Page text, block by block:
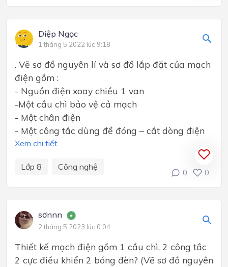
Diệp Ngọc
1 tháng 5 2022 lúc 9:18
. Vẽ sơ đồ nguyên lí và sơ đồ lắp đặt của mạch
điện gồm :
- Nguồn điện xoay chiều 1 van
-Một cầu chì bảo vệ cả mạch
- Một chân điện
- Một công tắc dùng để đóng – cắt dòng điện
Xem chi tiết
Lớp 8 Công nghệ
0 0
sơnnn
2 tháng 5 2023 lúc 0:04
Thiết kế mạch điện gồm 1 cầu chì, 2 công tắc
2 cực điều khiển 2 bóng đèn? (Vẽ sơ đồ nguyên